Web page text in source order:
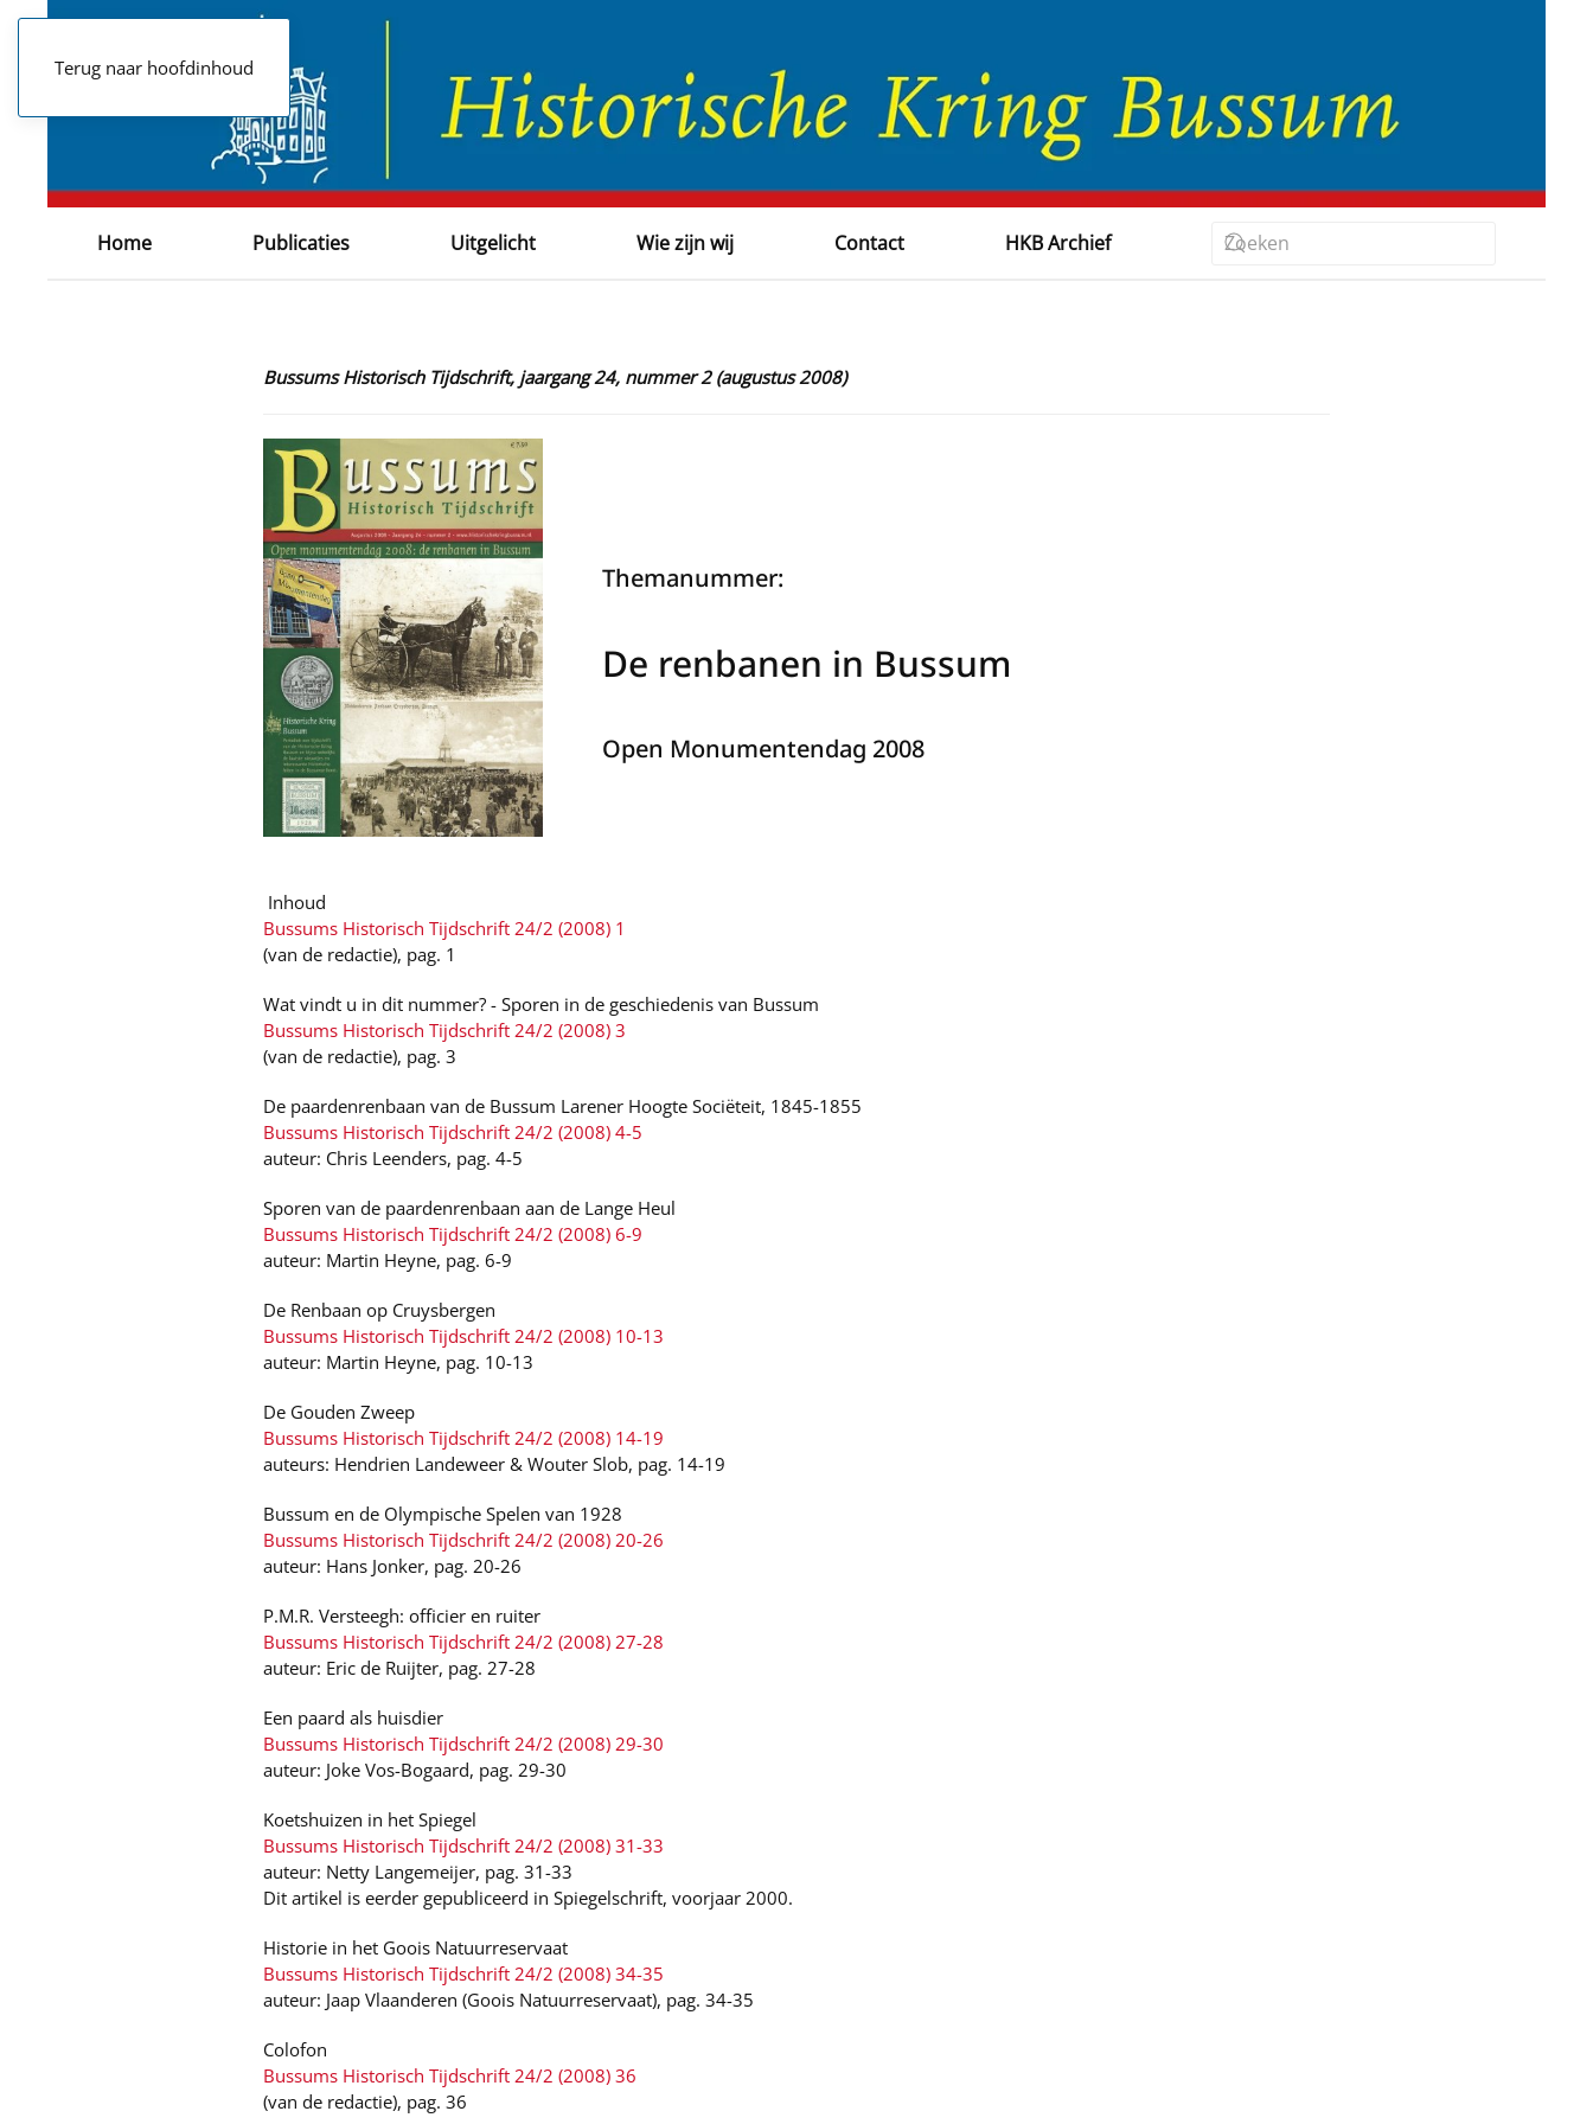
Terug naar hoofdinhoud
Home Publicaties Uitgelicht Wie zijn wij Contact HKB Archief
Bussums Historisch Tijdschrift, jaargang 24, nummer 2 (augustus 2008)
Themanummer:
De renbanen in Bussum
Open Monumentendag 2008
Inhoud
Bussums Historisch Tijdschrift 24/2 (2008) 1
(van de redactie), pag. 1
Wat vindt u in dit nummer? - Sporen in de geschiedenis van Bussum
Bussums Historisch Tijdschrift 24/2 (2008) 3
(van de redactie), pag. 3
De paardenrenbaan van de Bussum Larener Hoogte Sociëteit, 1845-1855
Bussums Historisch Tijdschrift 24/2 (2008) 4-5
auteur: Chris Leenders, pag. 4-5
Sporen van de paardenrenbaan aan de Lange Heul
Bussums Historisch Tijdschrift 24/2 (2008) 6-9
auteur: Martin Heyne, pag. 6-9
De Renbaan op Cruysbergen
Bussums Historisch Tijdschrift 24/2 (2008) 10-13
auteur: Martin Heyne, pag. 10-13
De Gouden Zweep
Bussums Historisch Tijdschrift 24/2 (2008) 14-19
auteurs: Hendrien Landeweer & Wouter Slob, pag. 14-19
Bussum en de Olympische Spelen van 1928
Bussums Historisch Tijdschrift 24/2 (2008) 20-26
auteur: Hans Jonker, pag. 20-26
P.M.R. Versteegh: officier en ruiter
Bussums Historisch Tijdschrift 24/2 (2008) 27-28
auteur: Eric de Ruijter, pag. 27-28
Een paard als huisdier
Bussums Historisch Tijdschrift 24/2 (2008) 29-30
auteur: Joke Vos-Bogaard, pag. 29-30
Koetshuizen in het Spiegel
Bussums Historisch Tijdschrift 24/2 (2008) 31-33
auteur: Netty Langemeijer, pag. 31-33
Dit artikel is eerder gepubliceerd in Spiegelschrift, voorjaar 2000.
Historie in het Goois Natuurreservaat
Bussums Historisch Tijdschrift 24/2 (2008) 34-35
auteur: Jaap Vlaanderen (Goois Natuurreservaat), pag. 34-35
Colofon
Bussums Historisch Tijdschrift 24/2 (2008) 36
(van de redactie), pag. 36